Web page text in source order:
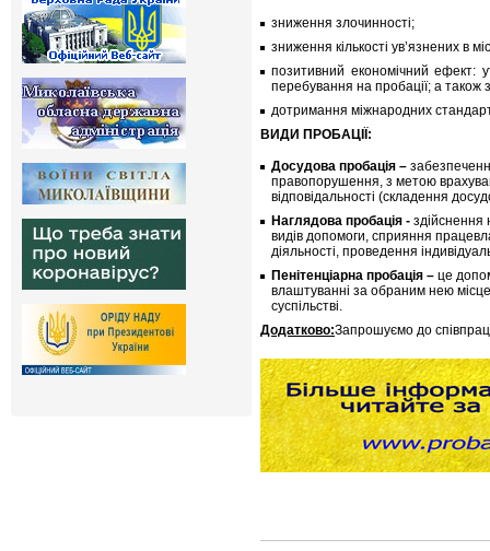
зниження злочинності;
зниження кількості ув’язнених в
позитивний економічний ефект:
перебування на пробації; а також
дотримання міжнародних
ВИДИ ПРОБАЦІЇ:
Досудова пробація –
правопорушення, з метою
відповідальності (складення
Наглядова пробація - здійснення
видів допомоги, сприяння
діяльності, проведення
Пенітенціарна пробація – це
влаштуванні за обраним нею
суспільстві.
Додатково:Запрошуємо до